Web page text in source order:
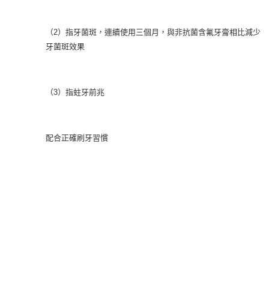
（2）指牙菌斑，連續使用三個月，與非抗菌含氟牙膏相比減少
牙菌斑效果
（3）指蛀牙前兆
配合正確刷牙習慣